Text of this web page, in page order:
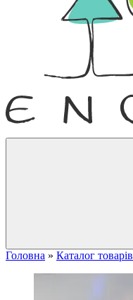
Головна » Каталог товарів